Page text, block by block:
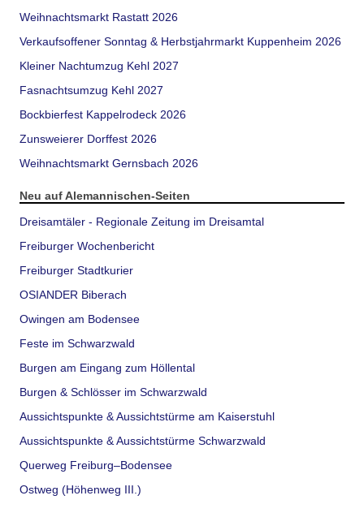
Weihnachtsmarkt Rastatt 2026
Verkaufsoffener Sonntag & Herbstjahrmarkt Kuppenheim 2026
Kleiner Nachtumzug Kehl 2027
Fasnachtsumzug Kehl 2027
Bockbierfest Kappelrodeck 2026
Zunsweierer Dorffest 2026
Weihnachtsmarkt Gernsbach 2026
Neu auf Alemannischen-Seiten
Dreisamtäler - Regionale Zeitung im Dreisamtal
Freiburger Wochenbericht
Freiburger Stadtkurier
OSIANDER Biberach
Owingen am Bodensee
Feste im Schwarzwald
Burgen am Eingang zum Höllental
Burgen & Schlösser im Schwarzwald
Aussichtspunkte & Aussichtstürme am Kaiserstuhl
Aussichtspunkte & Aussichtstürme Schwarzwald
Querweg Freiburg–Bodensee
Ostweg (Höhenweg III.)